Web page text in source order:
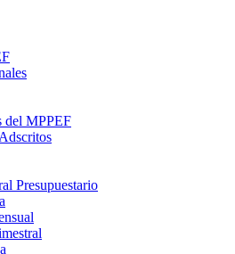
del MPPEF
Presupuestario